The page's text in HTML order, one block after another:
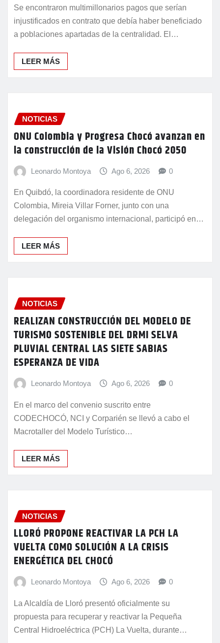
Se encontraron multimillonarios pagos que serían
injustificados en contrato que debía haber beneficiado
a poblaciones apartadas de la centralidad. El…
NOTICIAS
ONU Colombia y Progresa Chocó avanzan en
la construcción de la Visión Chocó 2050
Leonardo Montoya Ago 6, 2026 0
En Quibdó, la coordinadora residente de ONU
Colombia, Mireia Villar Forner, junto con una
delegación del organismo internacional, participó en…
NOTICIAS
REALIZAN CONSTRUCCIÓN DEL MODELO DE
TURISMO SOSTENIBLE DEL DRMI SELVA
PLUVIAL CENTRAL LAS SIETE SABIAS
ESPERANZA DE VIDA
Leonardo Montoya Ago 6, 2026 0
En el marco del convenio suscrito entre
CODECHOCÓ, NCI y Corparién se llevó a cabo el
Macrotaller del Modelo Turístico…
LEER MÁS
NOTICIAS
LLORÓ PROPONE REACTIVAR LA PCH LA
VUELTA COMO SOLUCIÓN A LA CRISIS
ENERGÉTICA DEL CHOCÓ
Leonardo Montoya Ago 6, 2026
La Alcaldía de Lloró presentó oficialmente su
propuesta para recuperar y reactivar la Pequeña
Central Hidroeléctrica (PCH) La Vuelta, durante…